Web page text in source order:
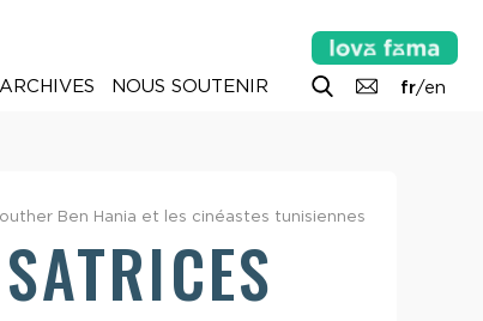
fr/en
ARCHIVES NOUS SOUTENIR
Ben Hania et les cinéastes tunisiennes